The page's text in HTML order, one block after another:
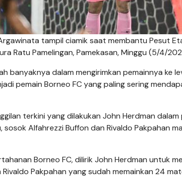
tampil ciamik saat membantu Pesut
Ratu Pamelingan, Pamekasan, Minggu (5/4/
banyaknya dalam mengirimkan pemainnya ke
pemain Borneo FC yang paling sering
terkini yang dilakukan John Herdman
sosok Alfahrezzi Buffon dan Rivaldo Pakpahan
Borneo FC, dilirik John Herdman untuk
Pakpahan yang sudah memainkan 24